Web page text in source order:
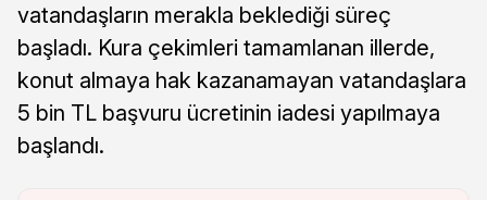
vatandaşların merakla beklediği süreç
başladı. Kura çekimleri tamamlanan illerde,
konut almaya hak kazanamayan vatandaşlara
5 bin TL başvuru ücretinin iadesi yapılmaya
başlandı.